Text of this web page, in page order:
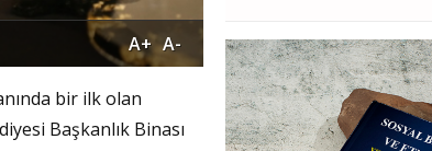
A-
A+
bir ilk olan
Başkanlık Binası
Bayrampaşa Bel. Bşk. V.
Seçim Analizi
Selahattin Bölükbaşı